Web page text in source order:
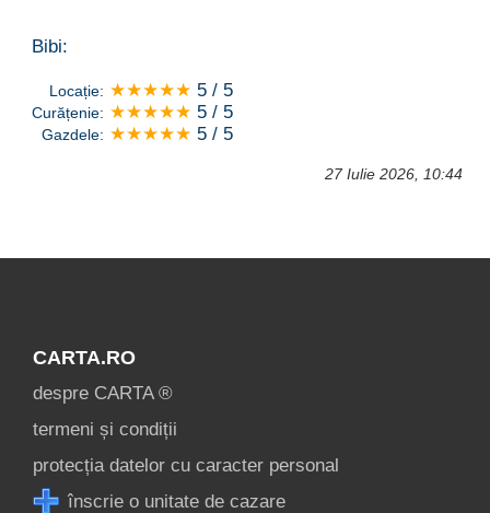
Bibi:
Locație: ★★★★★ 5 / 5
Curățenie: ★★★★★ 5 / 5
Gazdele: ★★★★★ 5 / 5
27 Iulie 2026, 10:44
CARTA.RO
despre CARTA ®
termeni și condiții
protecția datelor cu caracter personal
înscrie o unitate de cazare